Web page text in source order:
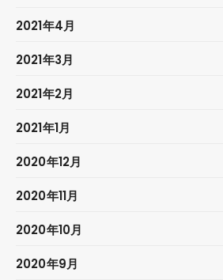
2021年4月
2021年3月
2021年2月
2021年1月
2020年12月
2020年11月
2020年10月
2020年9月